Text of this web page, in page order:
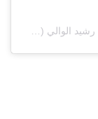
(@rachideloualiofficiel) le